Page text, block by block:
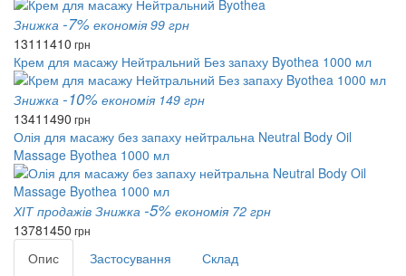
Знижка -7% економія 99 грн
1311 1410 грн
Крем для масажу Нейтральний Без запаху Byothea 1000 мл
Знижка -10% економія 149 грн
1341 1490 грн
Олія для масажу без запаху нейтральна Neutral Body Oil
Massage Byothea 1000 мл
ХІТ продажів Знижка -5% економія 72 грн
13781450 грн
Опис Застосування
Склад